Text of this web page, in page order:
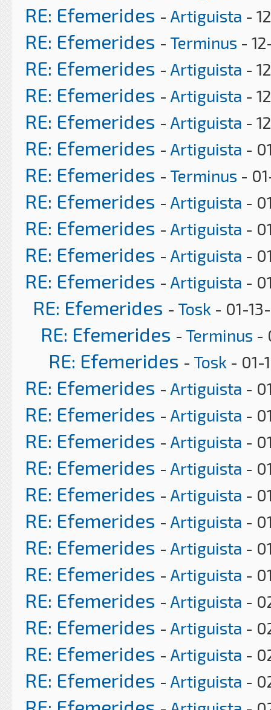
RE: Efemerides - Artiguista -
RE: Efemerides - Terminus -
RE: Efemerides - Artiguista -
RE: Efemerides - Artiguista -
RE: Efemerides - Artiguista -
RE: Efemerides - Artiguista -
RE: Efemerides - Terminus -
RE: Efemerides - Artiguista -
RE: Efemerides - Artiguista -
RE: Efemerides - Artiguista -
RE: Efemerides - Artiguista -
RE: Efemerides - Tosk - 01-
RE: Efemerides - Terminus -
RE: Efemerides - Tosk - 01-
RE: Efemerides - Artiguista -
RE: Efemerides - Artiguista -
RE: Efemerides - Artiguista -
RE: Efemerides - Artiguista -
RE: Efemerides - Artiguista -
RE: Efemerides - Artiguista -
RE: Efemerides - Artiguista -
RE: Efemerides - Artiguista -
RE: Efemerides - Artiguista -
RE: Efemerides - Artiguista -
RE: Efemerides - Artiguista -
RE: Efemerides - Artiguista -